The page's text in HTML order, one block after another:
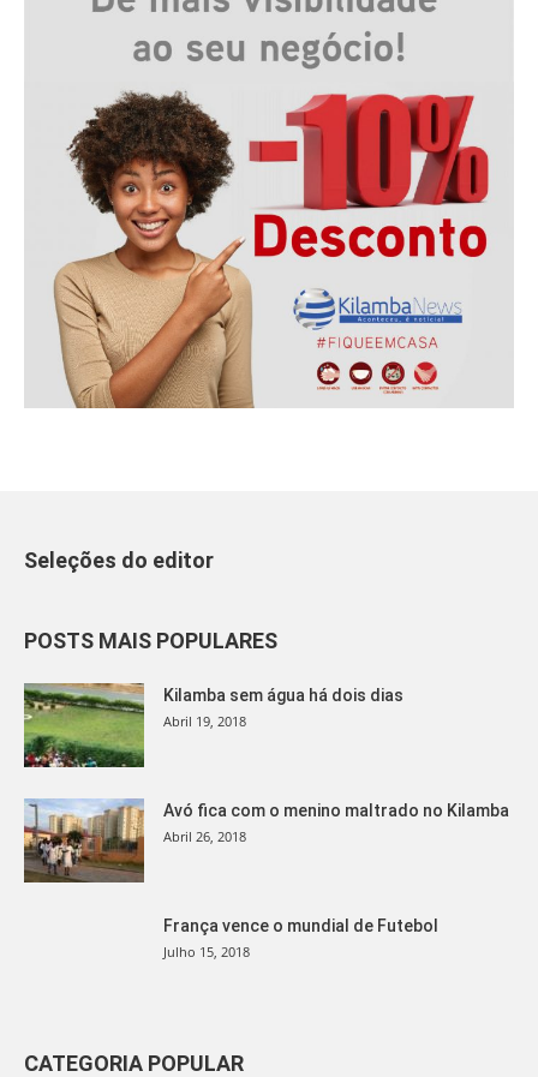
Seleções do editor
POSTS MAIS POPULARES
Kilamba sem água há dois dias
Abril 19, 2018
Avó fica com o menino maltrado no Kilamba
Abril 26, 2018
França vence o mundial de Futebol
Julho 15, 2018
CATEGORIA POPULAR